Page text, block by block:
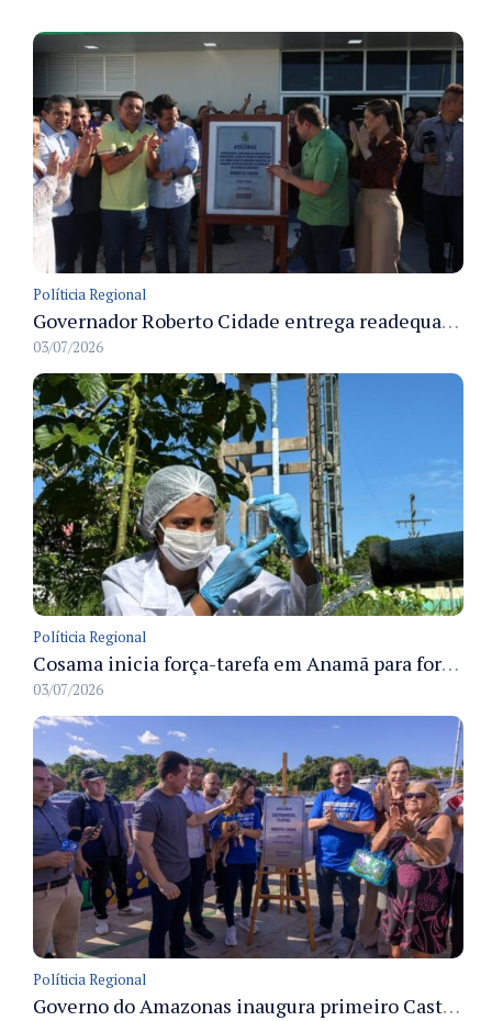
Políticia Regional
Governador Roberto Cidade entrega readequação do ambulatório da FCecon e amplia capacidade de atendimento oncológico em Manaus
03/07/2026
Políticia Regional
Cosama inicia força-tarefa em Anamã para fortalecer abastecimento de água e segurança hídrica da população
03/07/2026
Políticia Regional
Governo do Amazonas inaugura primeiro Castramóvel Fluvial para atendimento veterinário às comunidades ribeirinhas e castração gratuita